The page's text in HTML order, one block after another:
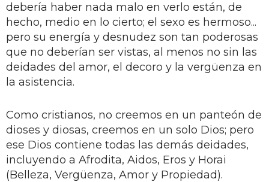
debería haber nada malo en verlo están, de
hecho, medio en lo cierto; el sexo es hermoso...
pero su energía y desnudez son tan poderosas
que no deberían ser vistas, al menos no sin las
deidades del amor, el decoro y la vergüenza en
la asistencia.
Como cristianos, no creemos en un panteón de
dioses y diosas, creemos en un solo Dios; pero
ese Dios contiene todas las demás deidades,
incluyendo a Afrodita, Aidos, Eros y Horai
(Belleza, Vergüenza, Amor y Propiedad).